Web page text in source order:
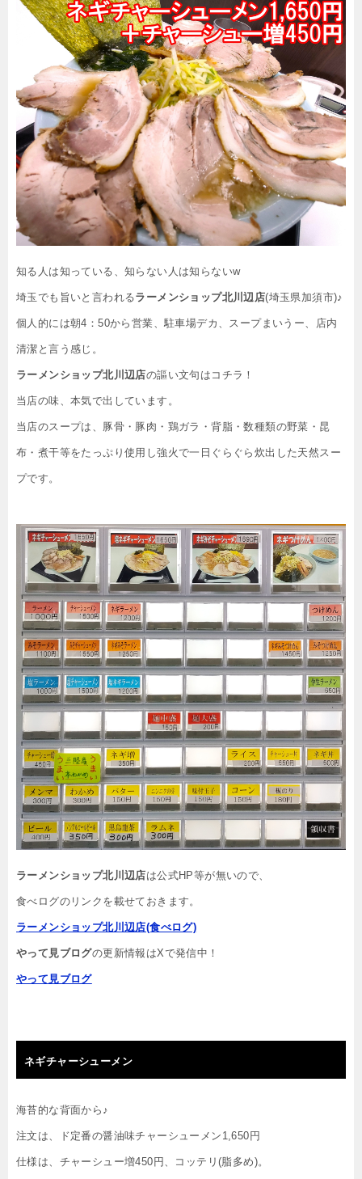
知る人は知っている、知らない人は知らないw
埼玉でも旨いと言われるラーメンショップ北川辺店(埼玉県加須市)♪
個人的には朝4：50から営業、駐車場デカ、スープまいうー、店内
清潔と言う感じ。
ラーメンショップ北川辺店の謳い文句はコチラ！
当店の味、本気で出しています。
当店のスープは、豚骨・豚肉・鶏ガラ・背脂・数種類の野菜・昆
布・煮干等をたっぷり使用し強火で一日ぐらぐら炊出した天然スー
プです。
ラーメンショップ北川辺店は公式HP等が無いので、
食べログのリンクを載せておきます。
ラーメンショップ北川辺店(食べログ)
やって見ブログの更新情報はXで発信中！
やって見ブログ
ネギチャーシューメン
海苔的な背面から♪
注文は、ド定番の醤油味チャーシューメン1,650円
仕様は、チャーシュー増450円、コッテリ(脂多め)。